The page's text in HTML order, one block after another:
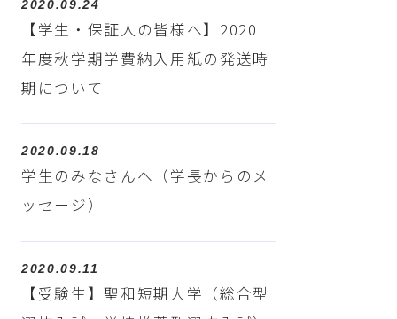
2020.09.24
【学生・保証人の皆様へ】2020
年度秋学期学費納入用紙の発送時
期について
2020.09.18
学生のみなさんへ（学長からのメ
ッセージ）
2020.09.11
【受験生】聖和短期大学（総合型